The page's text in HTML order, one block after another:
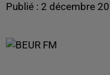
Publié : 2 décembre